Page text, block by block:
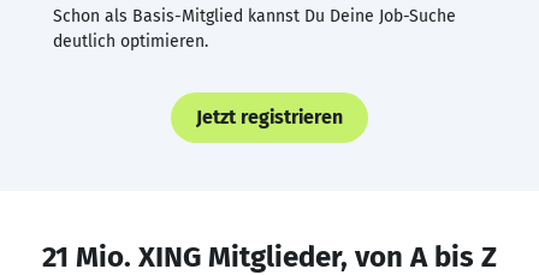
Schon als Basis-Mitglied kannst Du Deine Job-Suche
deutlich optimieren.
Jetzt registrieren
21 Mio. XING Mitglieder, von A bis Z